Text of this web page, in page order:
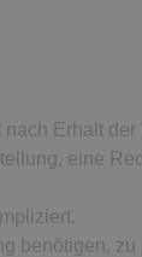
Erhalt der
eine
benötigen,